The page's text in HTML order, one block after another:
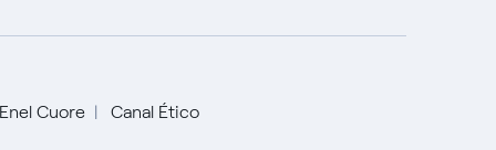
Enel Cuore Canal Ético